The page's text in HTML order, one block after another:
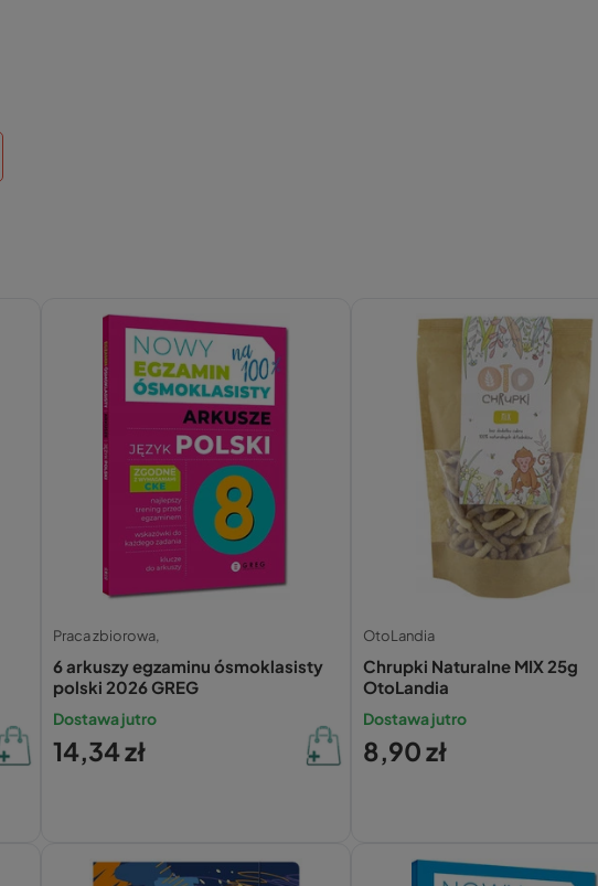
Praca zbiorowa,
6 arkuszy egzaminu ósmoklasisty
polski 2026 GREG
Dostawa jutro
14,34 zł
OtoLandia
Chrupki Naturalne MIX 25g
OtoLandia
Dostawa jutro
8,90 zł